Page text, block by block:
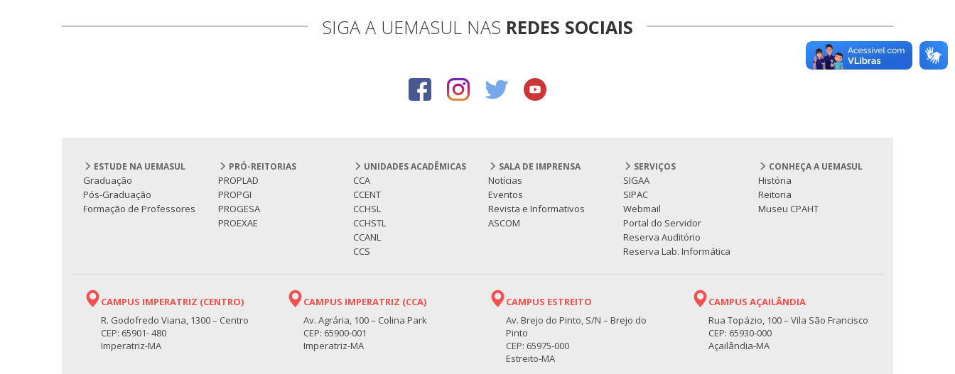
SIGA A UEMASUL NAS REDES SOCIAIS
ESTUDE NA UEMASUL
Graduação
Pós-Graduação
Formação de Professores
PRÓ-REITORIAS
PROPLAD
PROPGI
PROGESA
PROEXAE
UNIDADES ACADÊMICAS
CCA
CCENT
CCHSL
CCHSTL
CCANL
CCS
SALA DE IMPRENSA
Notícias
Eventos
Revista e Informativos
ASCOM
SERVIÇOS
SIGAA
SIPAC
Webmail
Portal do Servidor
Reserva Auditório
Reserva Lab. Informática
CONHEÇA A UEMASUL
História
Reitoria
Museu CPAHT
CAMPUS IMPERATRIZ (CENTRO)
R. Godofredo Viana, 1300 – Centro
CEP: 65901- 480
Imperatriz-MA
CAMPUS IMPERATRIZ (CCA)
Av. Agrária, 100 – Colina Park
CEP: 65900-001
Imperatriz-MA
CAMPUS ESTREITO
Av. Brejo do Pinto, S/N – Brejo do
Pinto
CEP: 65975-000
Estreito-MA
CAMPUS AÇAILÂNDIA
Rua Topázio, 100 – Vila São Francisco
CEP: 65930-000
Açailândia-MA